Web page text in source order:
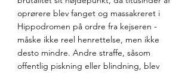
oprørere blev fanget og massakreret i
Hippodromen på ordre fra kejseren -
måske ikke reel henrettelse, men ikke
desto mindre. Andre straffe, såsom
offentlig piskning eller blindning, blev